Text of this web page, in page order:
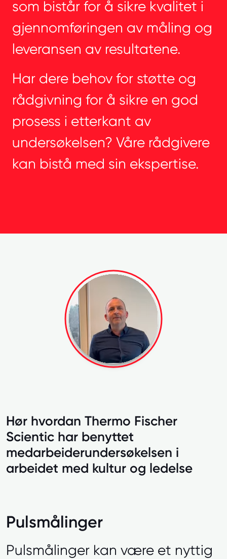
som bistår for å sikre kvalitet i
gjennomføringen av måling og
leveransen av resultatene.
Har dere behov for støtte og
rådgivning for å sikre en god
prosess i etterkant av
undersøkelsen? Våre rådgivere
kan bistå med sin ekspertise.
Hør hvordan Thermo Fischer
Scientic har benyttet
medarbeiderundersøkelsen i
arbeidet med kultur og ledelse
Pulsmålinger
Pulsmålinger kan være et nyttig